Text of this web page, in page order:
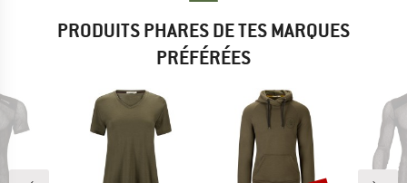
PRODUITS PHARES DE TES MARQUES
PRÉFÉRÉES